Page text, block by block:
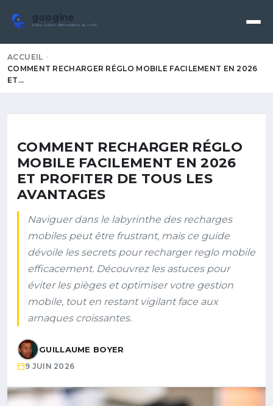
googine
Votre source d'information de confiance
ACCUEIL
COMMENT RECHARGER RÉGLO MOBILE FACILEMENT EN 2026
ET…
COMMENT RECHARGER RÉGLO
MOBILE FACILEMENT EN 2026
ET PROFITER DE TOUS LES
AVANTAGES
Naviguer dans le labyrinthe des recharges
mobiles peut être frustrant, mais ce guide
dévoile les secrets pour recharger reglo mobile
efficacement. Découvrez les astuces pour
éviter les pièges et optimiser votre gestion
mobile, tout en restant vigilant face aux
arnaques croissantes.
GUILLAUME BOYER
9 JUIN 2026